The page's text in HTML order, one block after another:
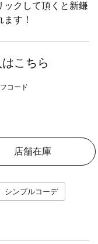
ックして頂くと新鎌
す！
こちら
店舗在庫
シンプルコーデ